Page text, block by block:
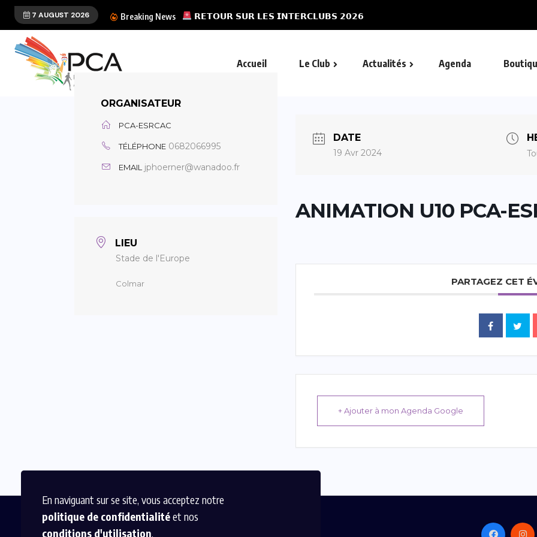
En naviguant sur se site, vous acceptez notre
politique de confidentialitéet nos
conditions d'utilisation.
7 AUGUST 2026 Breaking News
𝗣𝗖𝗔 𝗘𝗡 𝗧𝗘𝗥𝗥𝗘-𝗦𝗔𝗜𝗡𝗧𝗘 𝗗𝗨... 𝗥𝗘𝗧𝗢𝗨𝗥 𝗦𝗨𝗥 𝗟𝗘𝗦 𝗜𝗡𝗧𝗘𝗥𝗖𝗟𝗨𝗕𝗦 𝟮𝟬𝟮𝟲 𝗣𝗛𝗜𝗟𝗜𝗣𝗣𝗘
Accueil Le Club Actualités Agenda
ORGANISATEUR
PCA-ESRCAC
TÉLÉPHONE 0682066995
EMAIL jphoerner@wanadoo.fr
LIEU
Stade de l'Europe
Colmar
DATE
19 Avr 2024
ANIMATION U10 PCA-
PARTAGEZ CET
+ Ajouter à mon Agenda Google